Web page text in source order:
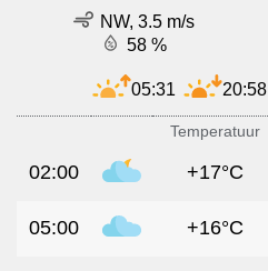
NW, 3.5 m/s
58 %
05:31 20:58
Temperatuur
02:00 +17°C
05:00 +16°C